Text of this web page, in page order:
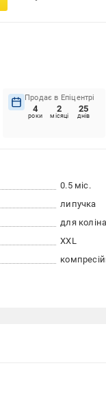
Продає в Епіцентрі
4
роки
2
місяці
25
днів
0.5 міс.
липучка
для коліна
XXL